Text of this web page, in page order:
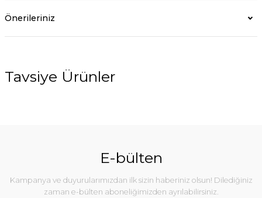
Önerileriniz
Tavsiye Ürünler
E-bülten
Kampanya ve duyurularımızdan ilk sizin haberiniz olsun! Dilediğiniz
zaman e-bülten aboneliğimizden ayrılabilirsiniz.